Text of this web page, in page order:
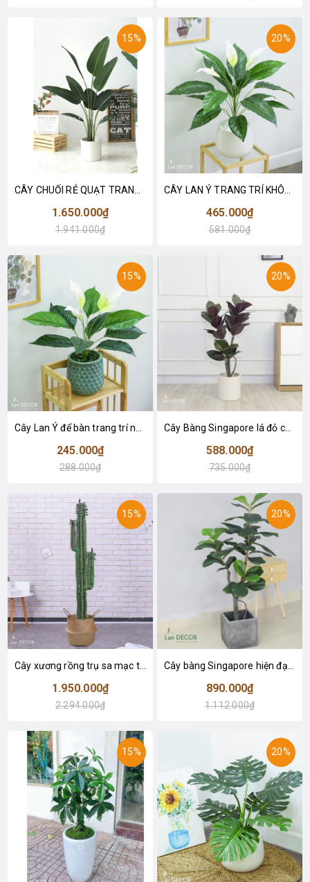
15%
1.650.000₫
1.941.000₫
20%
465.000₫
581.000₫
15%
245.000₫
288.000₫
20%
Cây Bàng Singapore lá đỏ cây giả trang trí Lan Decor (110cm) - LC2918-1
588.000₫
735.000₫
15%
Cây xương rồng trụ sa mạc trang trí loại 2 tay (155cm) - LC2912
1.950.000₫
2.294.000₫
20%
890.000₫
1.112.000₫
15% 20%